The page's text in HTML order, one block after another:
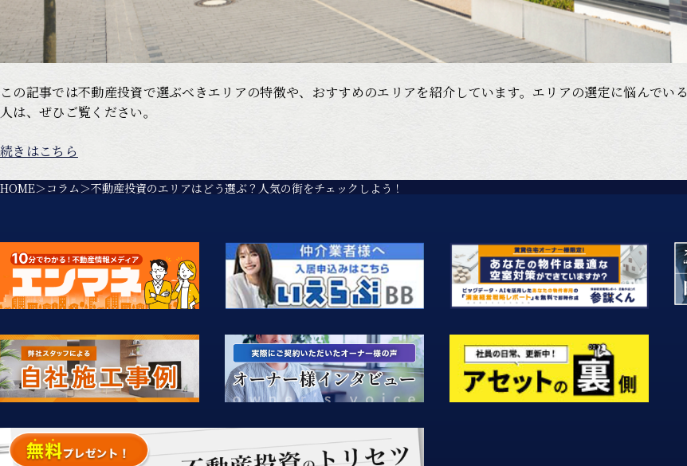
この記事では不動産投資で選ぶべきエリアの特徴や、おすすめのエリアを紹介しています。エリアの選定に悩んでいる
人は、ぜひご覧ください。
続きはこちら
HOME コラム 不動産投資のエリアはどう選ぶ？人気の街をチェックしよう！